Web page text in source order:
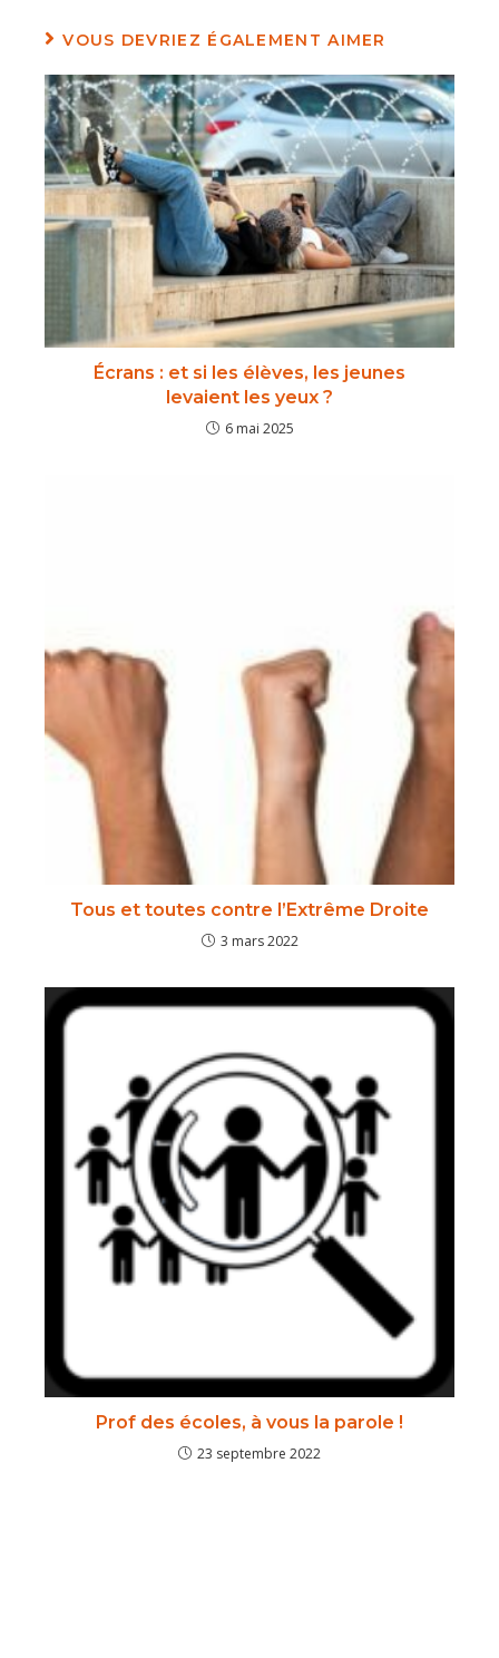
VOUS DEVRIEZ ÉGALEMENT AIMER
Écrans : et si les élèves, les jeunes
levaient les yeux ?
6 mai 2025
Tous et toutes contre l’Extrême Droite
3 mars 2022
Prof des écoles, à vous la parole !
23 septembre 2022